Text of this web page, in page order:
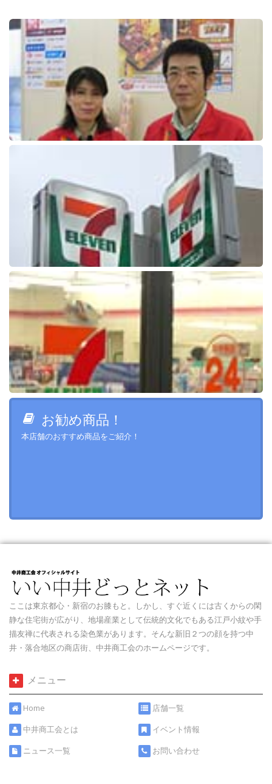
お勧め商品！
本店舗のおすすめ商品をご紹介！
ここは東京都心・新宿のお膝もと。しかし、すぐ近くには古くからの閑
静な住宅街が広がり、地場産業として伝統的文化でもある江戸小紋や手
描友禅に代表される染色業があります。そんな新旧２つの顔を持つ中
井・落合地区の商店街、中井商工会のホームページです。
メニュー
Home
中井商工会とは
ニュース一覧
店舗一覧
イベント情報
お問い合わせ